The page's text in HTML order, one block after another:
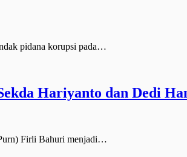
pidana korupsi pada…
Hariyanto dan Dedi
Firli Bahuri menjadi…